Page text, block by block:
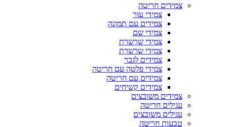
צמידים חריטה
צמידי עור
צמידים עם תמונה
צמידי שם
צמידי שרשרת
צמידי שרשרת
צמידים לגבר
צמידי פלטה עם חריטה
צמידים עם חריטה
צמידים קשיחים
צמידים משובצים
עגילים חריטה
עגילים משובצים
טבעות חריטה